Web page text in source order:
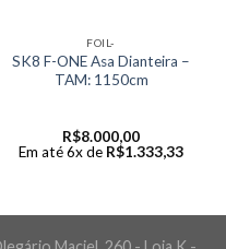
FOIL-
SK8 F-ONE Asa Dianteira –
TAM: 1150cm
R$8.000,00
Em até 6x de R$1.333,33